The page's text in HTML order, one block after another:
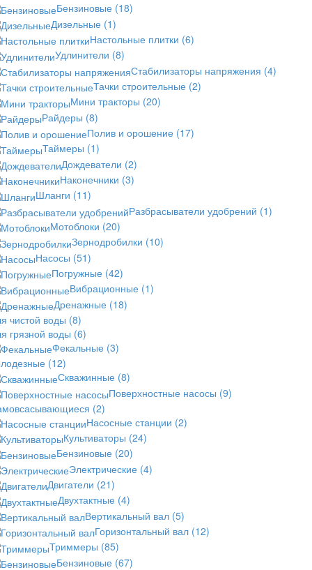
Бензиновые (18)
Дизельные (1)
Настольные плитки (6)
Удлинители (8)
Стабилизаторы напряжения (4)
Тачки строительные (2)
Мини тракторы (20)
Райдеры (8)
Полив и орошение (17)
Таймеры (1)
Дождеватели (2)
Наконечники (3)
Шланги (11)
Разбрасыватели удобрений (1)
Мотоблоки (20)
Зернодробилки (10)
Насосы (51)
Погружные (42)
Вибрационные (1)
Дренажные (18)
чистой воды (8)
грязной воды (6)
Фекальные (3)
(12)
Скважинные (8)
Поверхностные насосы (9)
(2)
Насосные станции (2)
Культиваторы (24)
Бензиновые (20)
Электрические (4)
Двигатели (21)
Двухтактные (4)
Вертикальный вал (5)
Горизонтальный вал (12)
Триммеры (85)
Бензиновые (67)